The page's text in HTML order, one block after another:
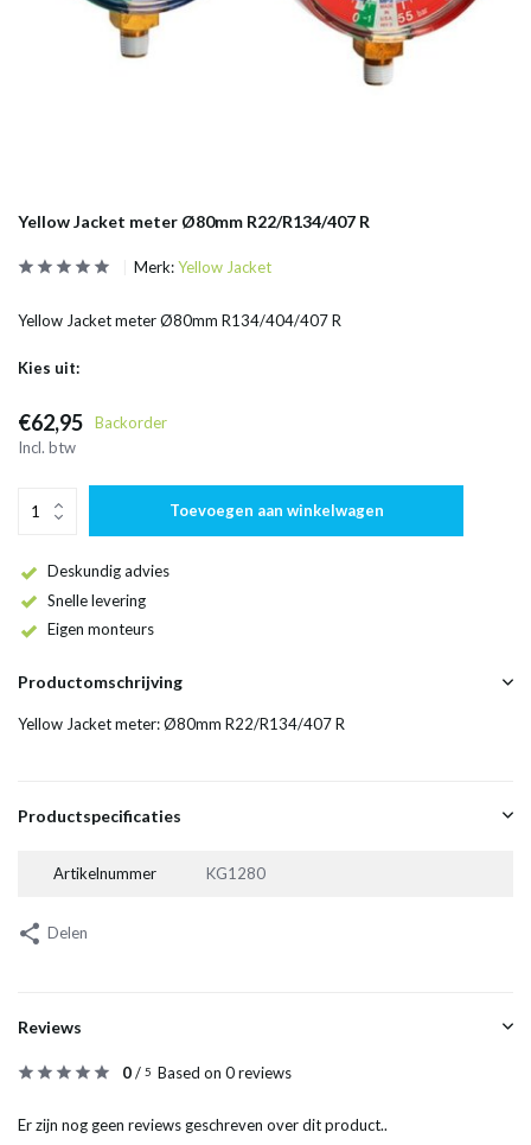
Yellow Jacket meter Ø80mm R22/R134/407 R
Merk:Yellow Jacket
Yellow Jacket meter Ø80mm R134/404/407 R
Kies uit:
€62,95
Backorder
Incl. btw
Toevoegen aan winkelwagen
Deskundig advies
Snelle levering
Eigen monteurs
Productomschrijving
Yellow Jacket meter: Ø80mm R22/R134/407 R
Productspecificaties
Artikelnummer KG1280
Delen
Reviews
0/ 5 Based on 0 reviews
Er zijn nog geen reviews geschreven over dit product..